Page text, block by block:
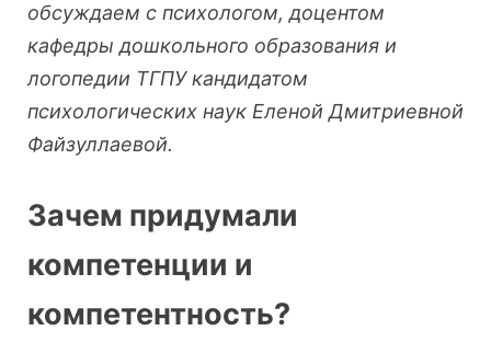
обсуждаем с психологом, доцентом
кафедры дошкольного образования и
логопедии ТГПУ кандидатом
психологических наук Еленой Дмитриевной
Файзуллаевой.
Зачем придумали
компетенции и
компетентность?